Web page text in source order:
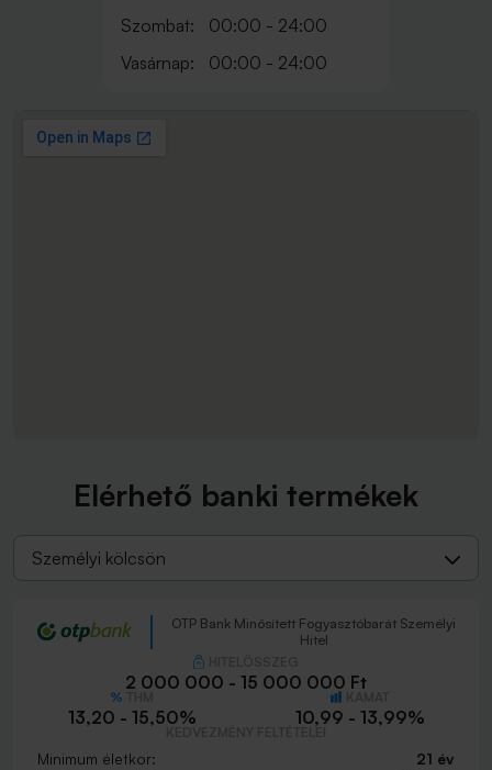
Szombat:
00:00 - 24:00
Vasárnap:
00:00 - 24:00
Elérhető banki termékek
Személyi kölcsön
OTP Bank Minősített Fogyasztóbarát Személyi
Hitel
2 000 000 - 15 000 000 Ft
13,20 - 15,50% 10,99 - 13,99%
Minimum életkor:
21 év